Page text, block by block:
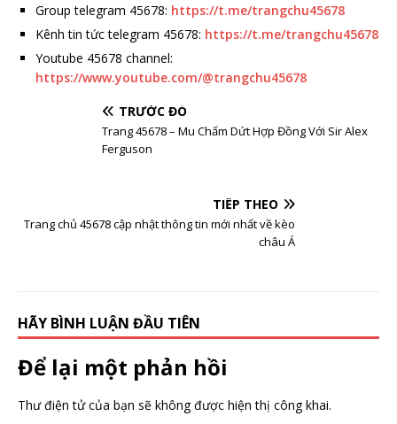
Group telegram 45678: https://t.me/trangchu45678
Kênh tin tức telegram 45678: https://t.me/trangchu45678
Youtube 45678 channel:
https://www.youtube.com/@trangchu45678
TRƯỚC ĐÓ
Trang 45678 – Mu Chấm Dứt Hợp Đồng Với Sir Alex
Ferguson
Trang chủ 45678 cập nhật thông tin mới nhất về kèo
châu Á
Để lại một phản hồi
Thư điện tử của bạn sẽ không được hiện thị công khai.
Phản hồi